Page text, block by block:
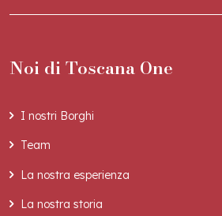
Noi di Toscana One
I nostri Borghi
Team
La nostra esperienza
La nostra storia